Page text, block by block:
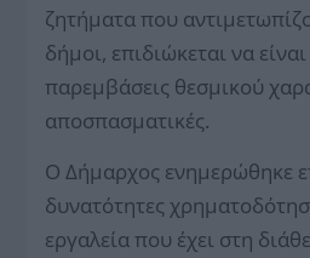
ζητήματα που
δήμοι, επιδιώκεται να
παρεμβάσεις θεσμικού
αποσπασματικές.
Ο Δήμαρχος ενημερώθηκε
δυνατότητες
εργαλεία που έχει στη